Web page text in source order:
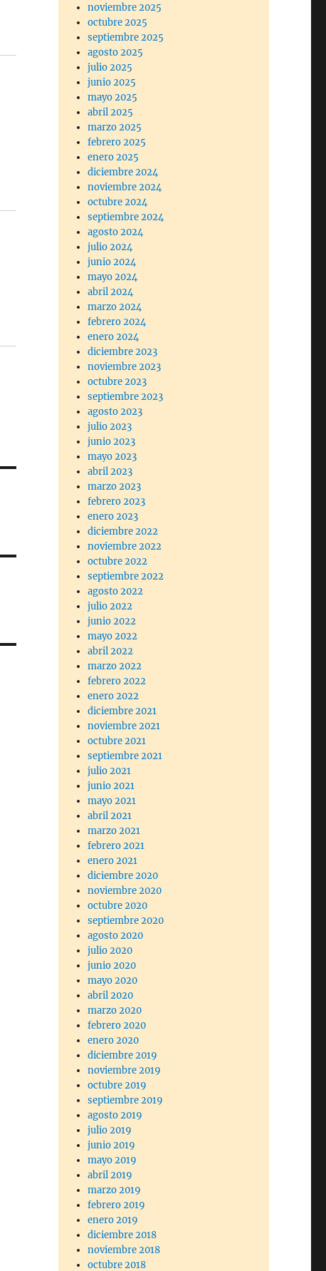
noviembre 2025
octubre 2025
septiembre 2025
agosto 2025
julio 2025
junio 2025
mayo 2025
abril 2025
marzo 2025
febrero 2025
enero 2025
diciembre 2024
noviembre 2024
octubre 2024
septiembre 2024
agosto 2024
julio 2024
junio 2024
mayo 2024
abril 2024
marzo 2024
febrero 2024
enero 2024
diciembre 2023
noviembre 2023
octubre 2023
septiembre 2023
agosto 2023
julio 2023
junio 2023
mayo 2023
abril 2023
marzo 2023
febrero 2023
enero 2023
diciembre 2022
noviembre 2022
octubre 2022
septiembre 2022
agosto 2022
julio 2022
junio 2022
mayo 2022
abril 2022
marzo 2022
febrero 2022
enero 2022
diciembre 2021
noviembre 2021
octubre 2021
septiembre 2021
julio 2021
junio 2021
mayo 2021
abril 2021
marzo 2021
febrero 2021
enero 2021
diciembre 2020
noviembre 2020
octubre 2020
septiembre 2020
agosto 2020
julio 2020
junio 2020
mayo 2020
abril 2020
marzo 2020
febrero 2020
enero 2020
diciembre 2019
noviembre 2019
octubre 2019
septiembre 2019
agosto 2019
julio 2019
junio 2019
mayo 2019
abril 2019
marzo 2019
febrero 2019
enero 2019
diciembre 2018
noviembre 2018
octubre 2018